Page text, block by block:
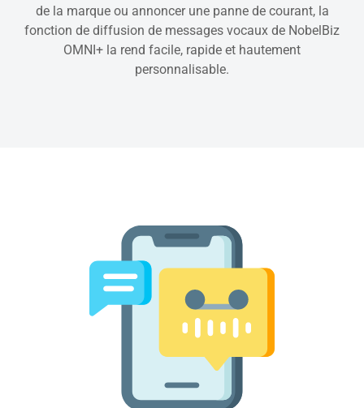
de la marque ou annoncer une panne de courant, la
fonction de diffusion de messages vocaux de NobelBiz
OMNI+ la rend facile, rapide et hautement
personnalisable.